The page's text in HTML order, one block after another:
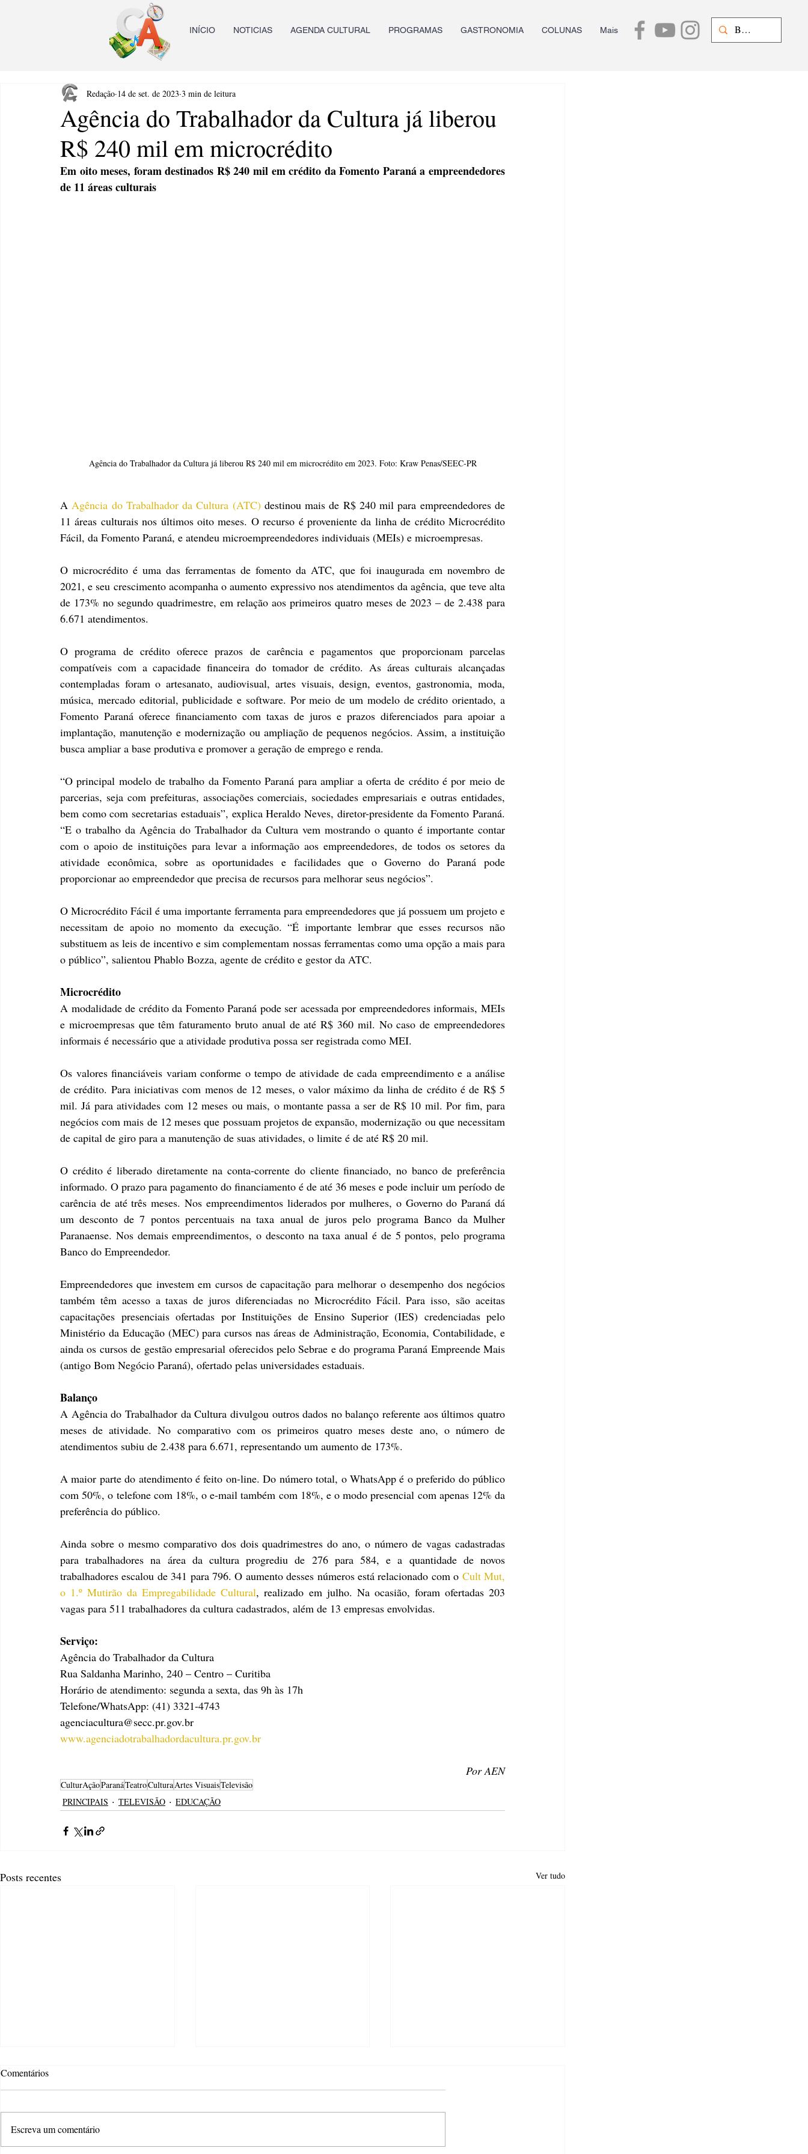
INÍCIO NOTICIAS AGENDA CULTURAL PROGRAMAS GASTRONOMIA COLUNAS Mais
Agência do Trabalhador da Cultura já liberou
R$ 240 mil em microcrédito
Redação 14 de set. de 2023 3 min de leitura
Em oito meses, foram destinados R$ 240 mil em crédito da Fomento Paraná a empreendedores
de 11 áreas culturais
Agência do Trabalhador da Cultura já liberou R$ 240 mil em microcrédito em 2023. Foto: Kraw Penas/SEEC-PR
A Agência do Trabalhador da Cultura (ATC) destinou mais de R$ 240 mil para empreendedores de
11 áreas culturais nos últimos oito meses. O recurso é proveniente da linha de crédito Microcrédito
Fácil, da Fomento Paraná, e atendeu microempreendedores individuais (MEIs) e microempresas.
O microcrédito é uma das ferramentas de fomento da ATC, que foi inaugurada em novembro de
2021, e seu crescimento acompanha o aumento expressivo nos atendimentos da agência, que teve alta
de 173% no segundo quadrimestre, em relação aos primeiros quatro meses de 2023 – de 2.438 para
6.671 atendimentos.
O programa de crédito oferece prazos de carência e pagamentos que proporcionam parcelas
compatíveis com a capacidade financeira do tomador de crédito. As áreas culturais alcançadas
contempladas foram o artesanato, audiovisual, artes visuais, design, eventos, gastronomia, moda,
música, mercado editorial, publicidade e software. Por meio de um modelo de crédito orientado, a
Fomento Paraná oferece financiamento com taxas de juros e prazos diferenciados para apoiar a
implantação, manutenção e modernização ou ampliação de pequenos negócios. Assim, a instituição
busca ampliar a base produtiva e promover a geração de emprego e renda.
“O principal modelo de trabalho da Fomento Paraná para ampliar a oferta de crédito é por meio de
parcerias, seja com prefeituras, associações comerciais, sociedades empresariais e outras entidades,
bem como com secretarias estaduais”, explica Heraldo Neves, diretor-presidente da Fomento Paraná.
“E o trabalho da Agência do Trabalhador da Cultura vem mostrando o quanto é importante contar
com o apoio de instituições para levar a informação aos empreendedores, de todos os setores da
atividade econômica, sobre as oportunidades e facilidades que o Governo do Paraná pode
proporcionar ao empreendedor que precisa de recursos para melhorar seus negócios”.
O Microcrédito Fácil é uma importante ferramenta para empreendedores que já possuem um projeto e
necessitam de apoio no momento da execução. “É importante lembrar que esses recursos não
substituem as leis de incentivo e sim complementam nossas ferramentas como uma opção a mais para
o público”, salientou Phablo Bozza, agente de crédito e gestor da ATC.
Microcrédito
A modalidade de crédito da Fomento Paraná pode ser acessada por empreendedores informais, MEIs
e microempresas que têm faturamento bruto anual de até R$ 360 mil. No caso de empreendedores
informais é necessário que a atividade produtiva possa ser registrada como MEI.
Os valores financiáveis variam conforme o tempo de atividade de cada empreendimento e a análise
de crédito. Para iniciativas com menos de 12 meses, o valor máximo da linha de crédito é de R$ 5
mil. Já para atividades com 12 meses ou mais, o montante passa a ser de R$ 10 mil. Por fim, para
negócios com mais de 12 meses que possuam projetos de expansão, modernização ou que necessitam
de capital de giro para a manutenção de suas atividades, o limite é de até R$ 20 mil.
O crédito é liberado diretamente na conta-corrente do cliente financiado, no banco de preferência
informado. O prazo para pagamento do financiamento é de até 36 meses e pode incluir um período de
carência de até três meses. Nos empreendimentos liderados por mulheres, o Governo do Paraná dá
um desconto de 7 pontos percentuais na taxa anual de juros pelo programa Banco da Mulher
Paranaense. Nos demais empreendimentos, o desconto na taxa anual é de 5 pontos, pelo programa
Banco do Empreendedor.
Empreendedores que investem em cursos de capacitação para melhorar o desempenho dos negócios
também têm acesso a taxas de juros diferenciadas no Microcrédito Fácil. Para isso, são aceitas
capacitações presenciais ofertadas por Instituições de Ensino Superior (IES) credenciadas pelo
Ministério da Educação (MEC) para cursos nas áreas de Administração, Economia, Contabilidade, e
ainda os cursos de gestão empresarial oferecidos pelo Sebrae e do programa Paraná Empreende Mais
(antigo Bom Negócio Paraná), ofertado pelas universidades estaduais.
Balanço
A Agência do Trabalhador da Cultura divulgou outros dados no balanço referente aos últimos quatro
meses de atividade. No comparativo com os primeiros quatro meses deste ano, o número de
atendimentos subiu de 2.438 para 6.671, representando um aumento de 173%.
A maior parte do atendimento é feito on-line. Do número total, o WhatsApp é o preferido do público
com 50%, o telefone com 18%, o e-mail também com 18%, e o modo presencial com apenas 12% da
preferência do público.
Ainda sobre o mesmo comparativo dos dois quadrimestres do ano, o número de vagas cadastradas
para trabalhadores na área da cultura progrediu de 276 para 584, e a quantidade de novos
trabalhadores escalou de 341 para 796. O aumento desses números está relacionado com o Cult Mut,
o 1.º Mutirão da Empregabilidade Cultural, realizado em julho. Na ocasião, foram ofertadas 203
vagas para 511 trabalhadores da cultura cadastrados, além de 13 empresas envolvidas.
Serviço:
Agência do Trabalhador da Cultura
Rua Saldanha Marinho, 240 – Centro – Curitiba
Horário de atendimento: segunda a sexta, das 9h às 17h
Telefone/WhatsApp: (41) 3321-4743
agenciacultura@secc.pr.gov.br
www.agenciadotrabalhadordacultura.pr.gov.br
Por AEN
CulturAçãoParanáTeatroCulturaArtes VisuaisTelevisão
PRINCIPAIS
TELEVISÃO EDUCAÇÃO
Posts recentes Ver tudo
Comentários
Escreva um comentário